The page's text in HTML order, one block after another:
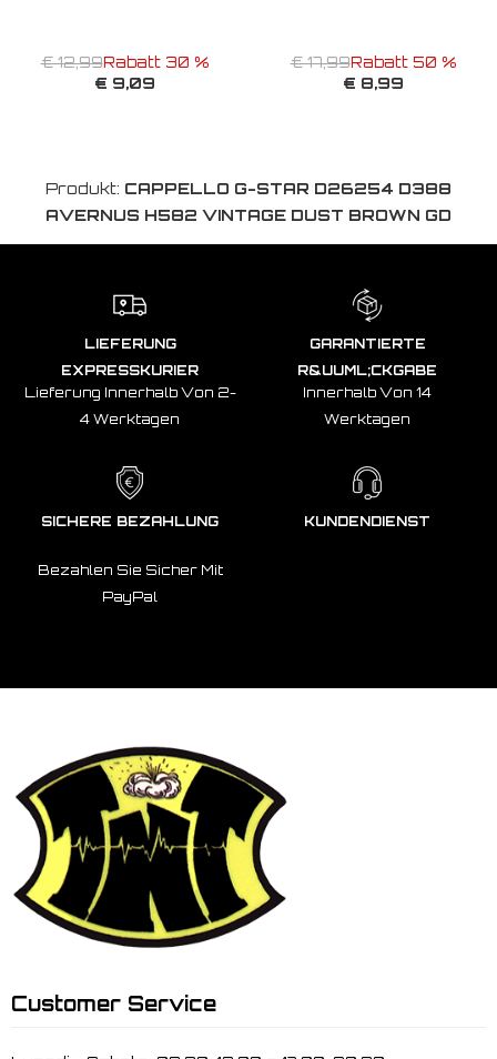
€ 12,99Rabatt 30 %
€ 9,09
€ 17,99Rabatt 50 %
€ 8,99
Produkt: CAPPELLO G-STAR D26254 D388
AVERNUS H582 VINTAGE DUST BROWN GD
LIEFERUNG
EXPRESSKURIER
Lieferung Innerhalb Von 2-
4 Werktagen
GARANTIERTE
R&UUML;CKGABE
Innerhalb Von 14
Werktagen
SICHERE BEZAHLUNG
Bezahlen Sie Sicher Mit
PayPal
KUNDENDIENST
Customer Service